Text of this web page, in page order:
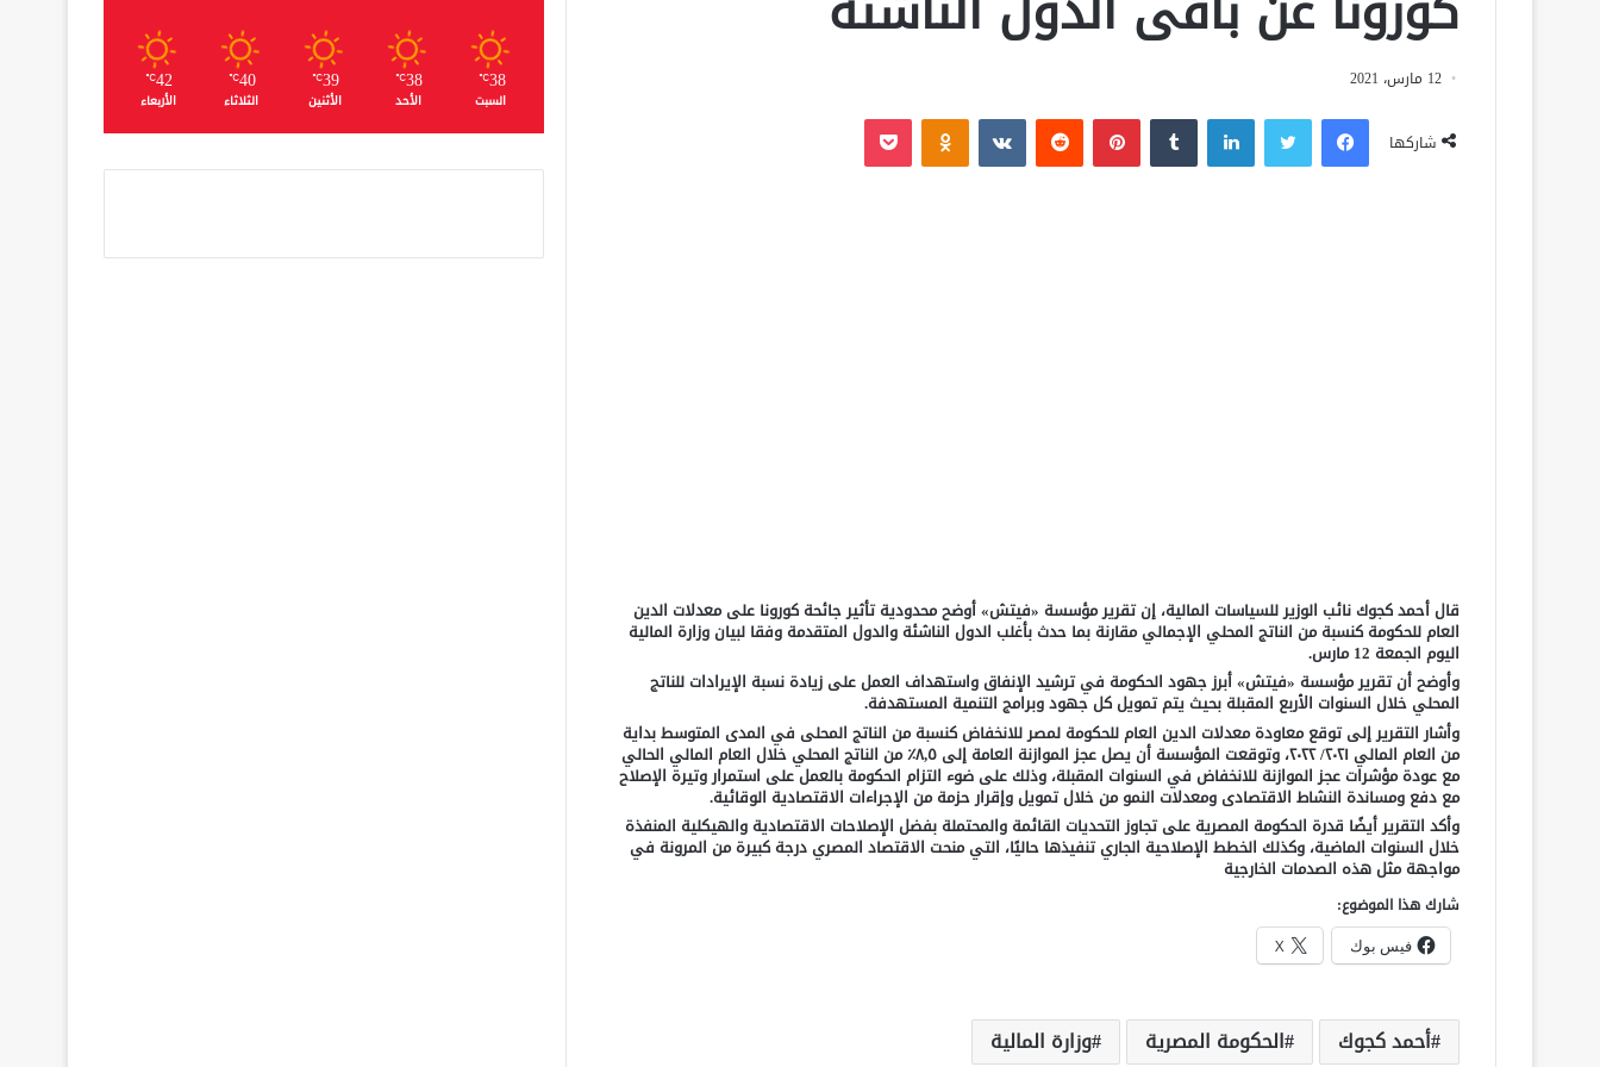
12 مارس، 2021
شاركها
فيسبوك لينكدإن بينتيريست
قال أحمد كجوك نائب الوزير للسياسات المالية، إن تقرير مؤسسة «فيتش» أوضح محدودية تأثير جائحة كورونا على معدلات الدين
العام للحكومة كنسبة من الناتج المحلي الإجمالي مقارنة بما حدث بأغلب الدول الناشئة والدول المتقدمة وفقا لبيان وزارة المالية
اليوم الجمعة 12 مارس.
وأوضح أن تقرير مؤسسة «فيتش» أبرز جهود الحكومة في ترشيد الإنفاق واستهداف العمل على زيادة نسبة الإيرادات للناتج
المحلي خلال السنوات الأربع المقبلة بحيث يتم تمويل كل جهود وبرامج التنمية المستهدفة.
وأشار التقرير إلى توقع معاودة معدلات الدين العام للحكومة لمصر للانخفاض كنسبة من الناتج المحلى في المدى المتوسط بداية
من العام المالي ٢٠٢١/ ٢٠٢٢، وتوقعت المؤسسة أن يصل عجز الموازنة العامة إلى ٨,٥٪ من الناتج المحلي خلال العام المالي الحالي
مع عودة مؤشرات عجز الموازنة للانخفاض في السنوات المقبلة، وذلك على ضوء التزام الحكومة بالعمل على استمرار وتيرة الإصلاح
مع دفع ومساندة النشاط الاقتصادى ومعدلات النمو من خلال تمويل وإقرار حزمة من الإجراءات الاقتصادية الوقائية.
وأكد التقرير أيضًا قدرة الحكومة المصرية على تجاوز التحديات القائمة والمحتملة بفضل الإصلاحات الاقتصادية والهيكلية المنفذة
خلال السنوات الماضية، وكذلك الخطط الإصلاحية الجاري تنفيذها حاليًا، التي منحت الاقتصاد المصري درجة كبيرة من المرونة في
مواجهة مثل هذه الصدمات الخارجية
شارك هذا الموضوع:
فيس بوك X
أحمد كجوك الحكومة المصرية وزارة المالية
38
℃
السبت
38
℃
الأحد
39
℃
الأثنين
40
℃
الثلاثاء
42
℃
الأربعاء